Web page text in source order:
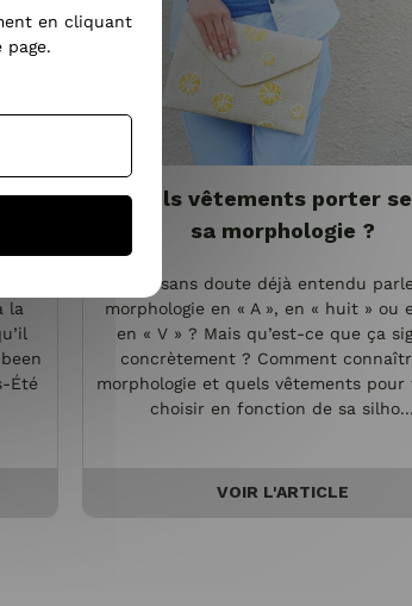
la
Été
Quels vêtements porter
sa morphologie ?
Vous sans doute déjà entendu
morphologie en « A », en « huit » ou
en « V » ? Mais qu’est-ce que ça
concrètement ? Comment
morphologie et quels vêtements pour
choisir en fonction de sa silho...
VOIR L'ARTICLE
en cliquant
page.